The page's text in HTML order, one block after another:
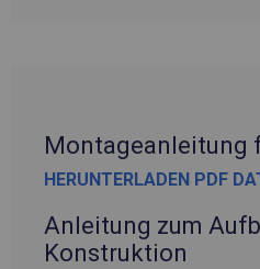
Montageanleitung
HERUNTERLADEN PDF
Anleitung zum
Konstruktion